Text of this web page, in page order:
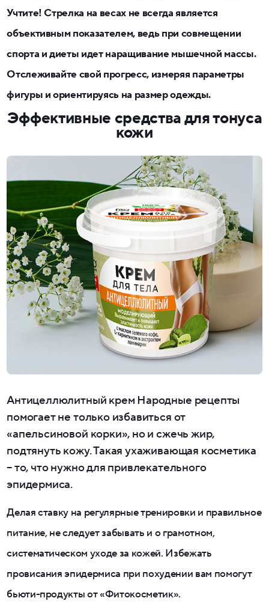
Учтите! Стрелка на весах не всегда является
объективным показателем, ведь при совмещении
спорта и диеты идет наращивание мышечной массы.
Отслеживайте свой прогресс, измеряя параметры
фигуры и ориентируясь на размер одежды.
Эффективные средства для тонуса
кожи
Антицеллюлитный крем Народные рецепты
помогает не только избавиться от
«апельсиновой корки», но и сжечь жир,
подтянуть кожу. Такая ухаживающая косметика
– то, что нужно для привлекательного
эпидермиса.
Делая ставку на регулярные тренировки и правильное
питание, не следует забывать и о грамотном,
систематическом уходе за кожей. Избежать
провисания эпидермиса при похудении вам помогут
бьюти-продукты от «Фитокосметик».